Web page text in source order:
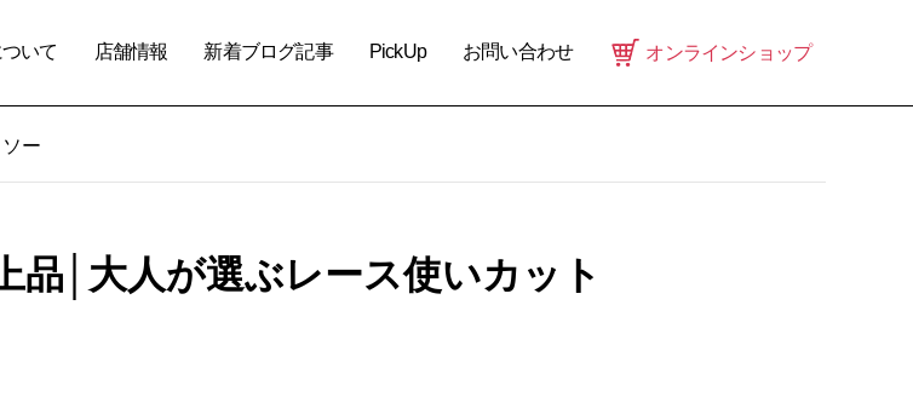
いて 店舗情報 新着ブログ記事 PickUp お問い合わせ オンラインショップ
ー
品│大人が選ぶレース使いカット